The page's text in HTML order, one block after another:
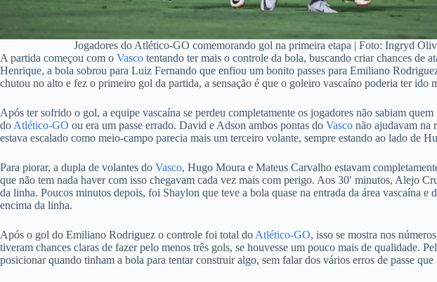
Jogadores do Atlético-GO comemorando gol na primeira etapa | Foto: Ingryd
A partida começou com o Vasco tentando ter mais o controle da bola, buscando criar chances de
Henrique, a bola sobrou para Luiz Fernando que enfiou um bonito passes para Emiliano
chutou no alto e fez o primeiro gol da partida, a sensação é que o goleiro vascaíno poderia ter ido
Após ter sofrido o gol, a equipe vascaína se perdeu completamente os jogadores não sabiam
do Atlético-GO ou era um passe errado. David e Adson ambos pontas do Vasco não ajudavam na
estava escalado como meio-campo parecia mais um terceiro volante, sempre estando ao lado de
Para piorar, a dupla de volantes do Vasco, Hugo Moura e Mateus Carvalho estavam
que não tem nada haver com isso chegavam cada vez mais com perigo. Aos 30′ minutos, Alejo
da linha. Poucos minutos depois, foi Shaylon que teve a bola quase na entrada da área vascaína
encima da linha.
Após o gol do Emiliano Rodriguez o controle foi total do Atlético-GO, isso se mostra nos
tiveram chances claras de fazer pelo menos três gols, se houvesse um pouco mais de qualidade.
posicionar quando tinham a bola para tentar construir algo, sem falar dos vários erros de passe que